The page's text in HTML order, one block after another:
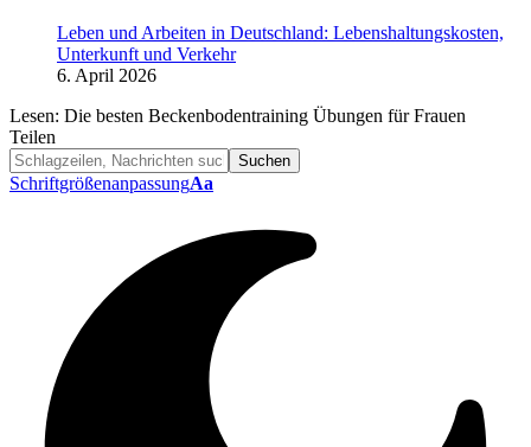
Leben und Arbeiten in Deutschland: Lebenshaltungskosten,
Unterkunft und Verkehr
6. April 2026
Lesen: Die besten Beckenbodentraining Übungen für Frauen
Teilen
SchriftgrößenanpassungAa